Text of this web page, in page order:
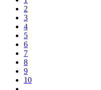
2
3
4
5
6
7
8
9
10